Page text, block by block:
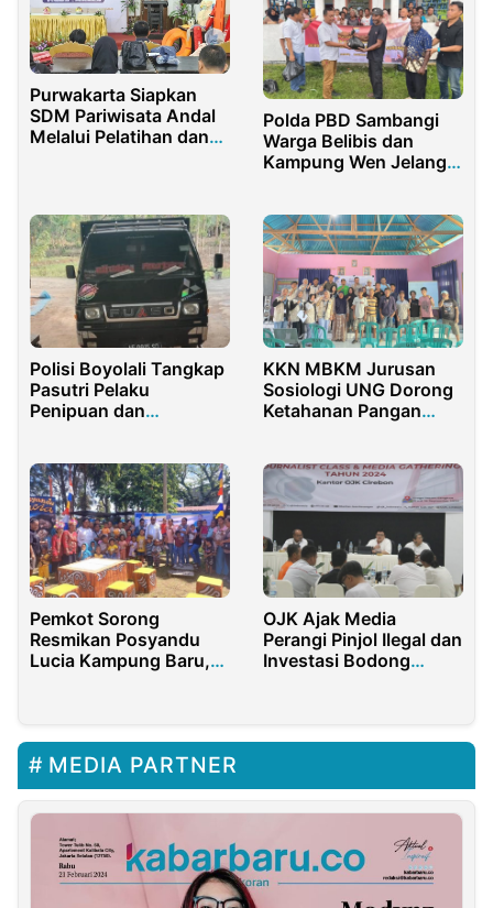
Purwakarta Siapkan
SDM Pariwisata Andal
Melalui Pelatihan dan
Polda PBD Sambangi
Warga Belibis dan
Kampung Wen Jelang
Polisi Boyolali Tangkap
Pasutri Pelaku
Penipuan dan
KKN MBKM Jurusan
Sosiologi UNG Dorong
Ketahanan Pangan
Pertanian dan
Penguatan BUMDes
Pemkot Sorong
Resmikan Posyandu
Lucia Kampung Baru,
OJK Ajak Media
Perangi Pinjol Ilegal dan
Investasi Bodong
MEDIA PARTNER